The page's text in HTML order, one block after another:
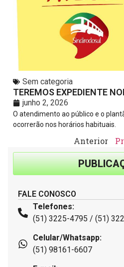
Sem categoria
TEREMOS EXPEDIENTE
junho 2, 2026
O atendimento ao público e o
ocorrerão nos horários habituais.
Anterior
FALE CONOSCO
Telefones:
(51) 3225-4795 / (51)
Celular/Whatsapp:
(51) 98161-6607